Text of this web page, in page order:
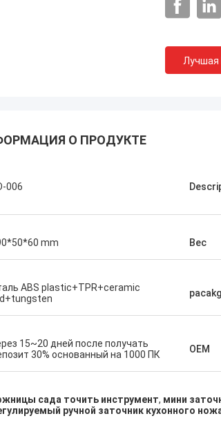
Лучшая
О ПРОДУКТЕ
006
mm Вес
ABS plastic+TPR+ceramic
15~20 дней после получать
30% основанный на 1000 ПК
OEM
сада точить инструмент, мини
ручной заточник кухонного